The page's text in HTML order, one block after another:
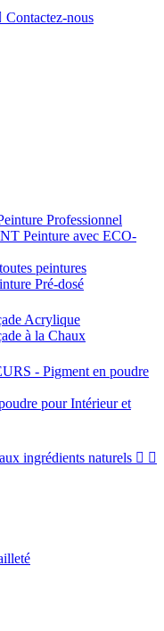
Contactez-nous
Professionnel
Peinture avec ECO-
peintures
Pré-dosé
Acrylique
à la Chaux
- Pigment en poudre
pour Intérieur et
ingrédients naturels  